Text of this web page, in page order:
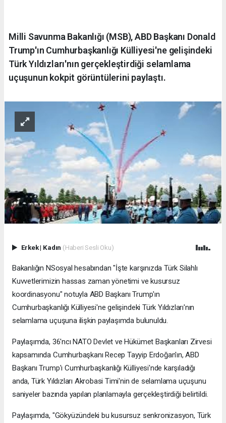
Milli Savunma Bakanlığı (MSB), ABD Başkanı Donald
Trump'ın Cumhurbaşkanlığı Külliyesi'ne gelişindeki
Türk Yıldızları'nın gerçekleştirdiği selamlama
uçuşunun kokpit görüntülerini paylaştı.
Erkek| Kadın (Haberi Sesli Oku)
Bakanlığın NSosyal hesabından "İşte karşınızda Türk Silahlı
Kuvvetlerimizin hassas zaman yönetimi ve kusursuz
koordinasyonu" notuyla ABD Başkanı Trump'ın
Cumhurbaşkanlığı Külliyesi'ne gelişindeki Türk Yıldızları'nın
selamlama uçuşuna ilişkin paylaşımda bulunuldu.
Paylaşımda, 36'ncı NATO Devlet ve Hükümet Başkanları Zirvesi
kapsamında Cumhurbaşkanı Recep Tayyip Erdoğan'ın, ABD
Başkanı Trump'ı Cumhurbaşkanlığı Külliyesi'nde karşıladığı
anda, Türk Yıldızları Akrobasi Timi'nin de selamlama uçuşunu
saniyeler bazında yapılan planlamayla gerçekleştirdiği belirtildi.
Paylaşımda, "Gökyüzündeki bu kusursuz senkronizasyon, Türk